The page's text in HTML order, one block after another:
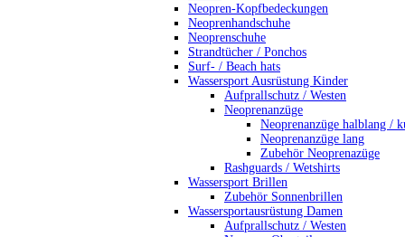
Neopren-Kopfbedeckungen
Neoprenhandschuhe
Neoprenschuhe
Strandtücher / Ponchos
Surf- / Beach hats
Wassersport Ausrüstung Kinder
Aufprallschutz / Westen
Neoprenanzüge
Neoprenanzüge halblang /
Neoprenanzüge lang
Zubehör Neoprenazüge
Rashguards / Wetshirts
Wassersport Brillen
Zubehör Sonnenbrillen
Wassersportausrüstung Damen
Aufprallschutz / Westen